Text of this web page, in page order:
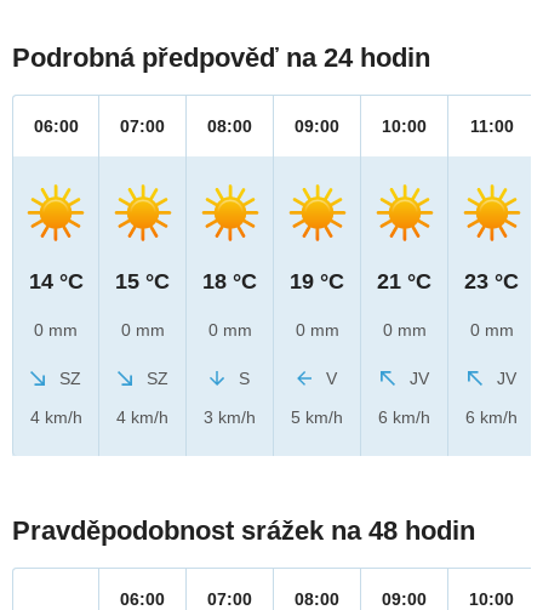
Podrobná předpověď na 24 hodin
06:00
14 °C
0 mm
SZ
4 km/h
07:00
15 °C
0 mm
SZ
4 km/h
08:00
18 °C
0 mm
S
3 km/h
09:00
19 °C
0 mm
V
5 km/h
10:00
21 °C
0 mm
JV
6 km/h
11:00
23 °C
0 mm
JV
6 km/h
Pravděpodobnost srážek na 48 hodin
06:00
07:00
08:00
09:00
10:00